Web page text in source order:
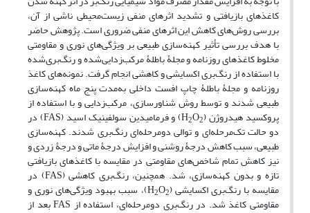
کاغذهای بازیافتی و تشدید اثرهای منفی زیست‌محیطی ناشی از آن،
بررسی روش‌های کاهش این اثرهای منفی ضروری است. پژوهش حاضر
با هدف بررسی تأثیر کهنه‌سازی طبیعی بر ویژگی‌های نوری و مقاومتی
مخلوط کاغذهای روزنامه و مجلۀ باطلۀ مرکب‌زدایی‌شده و رنگ‌بری‌شده
با استفاده از رنگ‌بری اکسایشی و کاهشی انجام گرفت. نمونه‌های کاغذ
روزنامه و مجلۀ باطلۀ چاپ افست داخلی به‌مدت پنج ماه کهنه‌سازی
طبیعی شدند و توسط روش شناورسازی، مرکب‌زدایی و با استفاده از
پروکسید هیدروژن ( H2O2 ) و فرمامیدین سولفینیک اسید (FAS) در
دو حالت تک‌مرحله‌ای و توالی دومرحله‌ای رنگ‌بری شدند. کهنه‌سازی
طبیعی، سبب کاهش درجۀ روشنی و افزایش درجۀ ماتی و درجۀ زردی و
نیز کاهش تمام شاخص‌های مقاومتی در مقایسه با کاغذهای بازیافتی
تازه و بدون کهنه‌سازی، شد. همچنین، رنگ‌بری کاهشی (FAS) در
مقایسه با رنگ‌بری اکسایشی ( H2O2 )، سبب بهبود ویژگی‌های نوری و
مقاومتی کاغذ شد. در رنگ‌بری دومرحله‌ای، استفاده از FAS بعد از